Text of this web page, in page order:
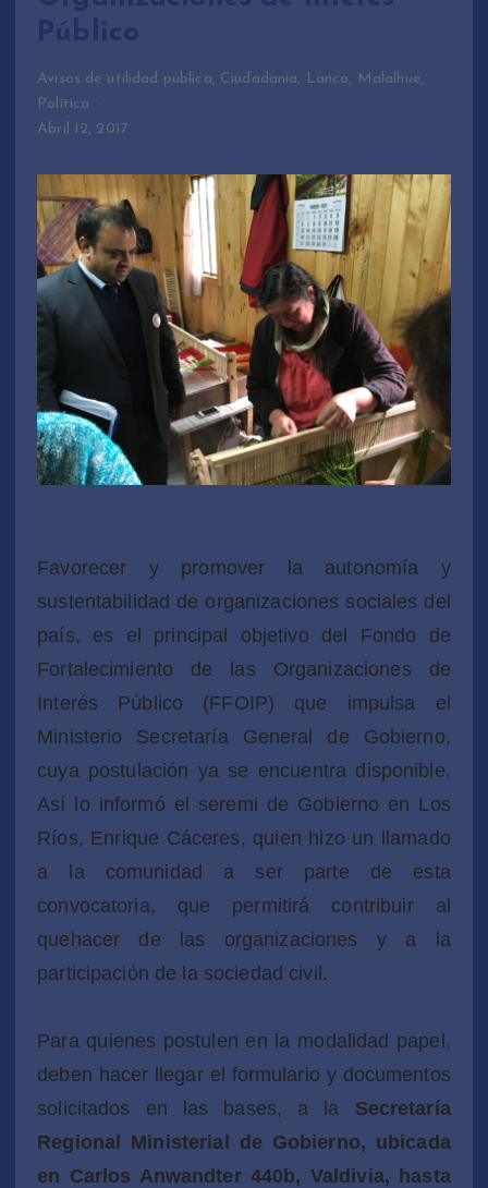
Público
Avisos de utilidad pública, Ciudadanía, Lanco, Malalhue,
Política
Abril 12, 2017
Favorecer y promover la autonomía y
sustentabilidad de organizaciones sociales del
país, es el principal objetivo del Fondo de
Fortalecimiento de las Organizaciones de
Interés Público (FFOIP) que impulsa el
Ministerio Secretaría General de Gobierno,
cuya postulación ya se encuentra disponible.
Así lo informó el seremi de Gobierno en Los
Ríos, Enrique Cáceres, quien hizo un llamado
a la comunidad a ser parte de esta
convocatoria, que permitirá contribuir al
quehacer de las organizaciones y a la
participación de la sociedad civil.
Para quienes postulen en la modalidad papel,
deben hacer llegar el formulario y documentos
solicitados en las bases, a la Secretaría
Regional Ministerial de Gobierno, ubicada
en Carlos Anwandter 440b, Valdivia, hasta